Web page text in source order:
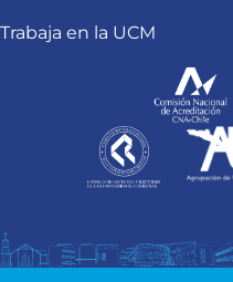
Trabaja en la UCM